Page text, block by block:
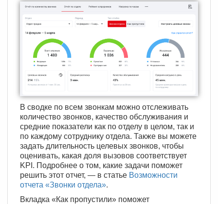
В сводке по всем звонкам можно отслеживать
количество звонков, качество обслуживания и
средние показатели как по отделу в целом, так и
по каждому сотруднику отдела. Также вы можете
задать длительность целевых звонков, чтобы
оценивать, какая доля вызовов соответствует
KPI. Подробнее о том, какие задачи поможет
решить этот отчет, — в статье Возможности
отчета «Звонки отдела».
Вкладка «Как пропустили» поможет